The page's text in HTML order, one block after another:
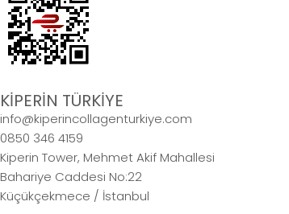
KİPERİN TÜRKİYE
info@kiperincollagenturkiye.com
0850 346 4159
Kiperin Tower, Mehmet Akif Mahallesi
Bahariye Caddesi No:22
Küçükçekmece / İstanbul